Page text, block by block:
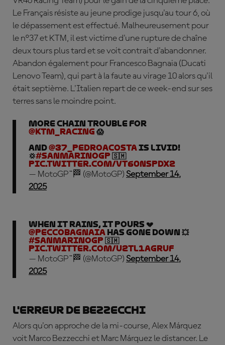
Le Français résiste au jeune prodige jusqu'au tour 6, où
le dépassement est effectué. Malheureusement pour
le n°37 et KTM, il est victime d'une rupture de chaîne
deux tours plus tard et se voit contrait d'abandonner.
Abandon également pour Francesco Bagnaia (Ducati
Lenovo Team), qui part à la faute au virage 10 alors qu'il
était septième. L'Italien repart de ce week-end sur ses
terres sans le moindre point.
More chain trouble for
@KTM_Racing 😱
And@37_pedroacostais LIVID!
💢#SanMarinoGP 🇸🇲
pic.twitter.com/VT60NspDx2
— MotoGP™🏁 (@MotoGP) September 14,
2025
When it rains, it pours 💔
@PeccoBagnaia has gone down 💥
#SanMarinoGP 🇸🇲
pic.twitter.com/U2tL1agrUf
— MotoGP™🏁 (@MotoGP) September 14,
2025
L'erreur de Bezzecchi
Alors qu'on approche de la mi-course, Alex Márquez
voit Marco Bezzecchi et Marc Márquez le distancer. Le